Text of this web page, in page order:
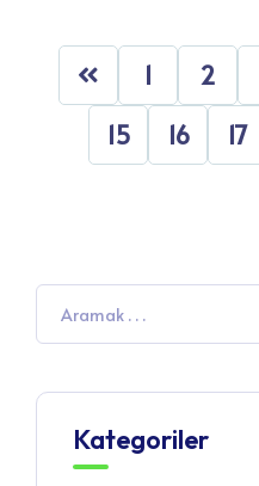
1 2
15
16 17
Kategoriler